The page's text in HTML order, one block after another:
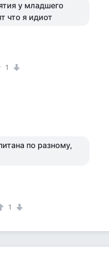
у младшего
что я идиот
1
по разному,
1